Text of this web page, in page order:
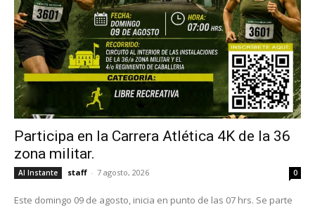
Participa en la Carrera Atlética 4K de la 36
zona militar.
Al Instante staff - 7 agosto, 2026 0
Este domingo 09 de agosto, inicia en punto de las 07 hrs. Se parte